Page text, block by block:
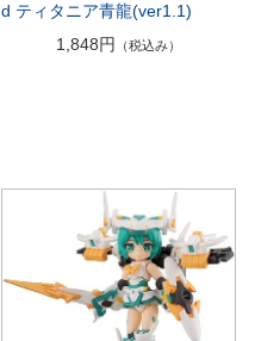
d ティタニア青龍(ver1.1)
1,848円
（税込み）